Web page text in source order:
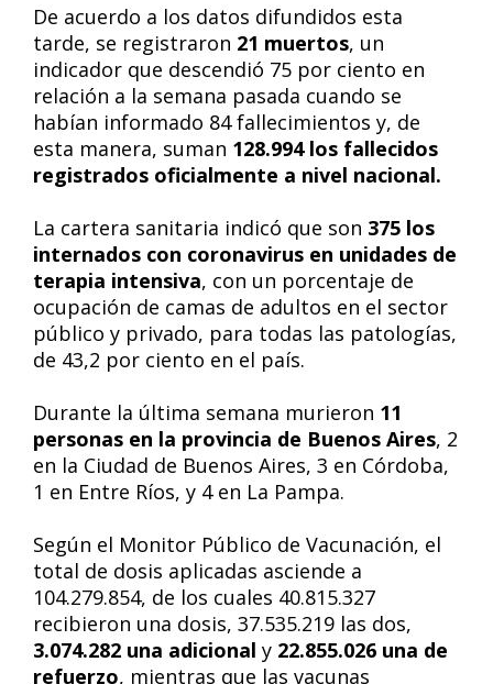
De acuerdo a los datos difundidos esta
tarde, se registraron 21 muertos, un
indicador que descendió 75 por ciento en
relación a la semana pasada cuando se
habían informado 84 fallecimientos y, de
esta manera, suman 128.994 los fallecidos
registrados oficialmente a nivel nacional.
La cartera sanitaria indicó que son 375 los
internados con coronavirus en unidades de
terapia intensiva, con un porcentaje de
ocupación de camas de adultos en el sector
público y privado, para todas las patologías,
de 43,2 por ciento en el país.
Durante la última semana murieron 11
personas en la provincia de Buenos Aires, 2
en la Ciudad de Buenos Aires, 3 en Córdoba,
1 en Entre Ríos, y 4 en La Pampa.
Según el Monitor Público de Vacunación, el
total de dosis aplicadas asciende a
104.279.854, de los cuales 40.815.327
recibieron una dosis, 37.535.219 las dos,
3.074.282 una adicional y 22.855.026 una de
refuerzo, mientras que las vacunas